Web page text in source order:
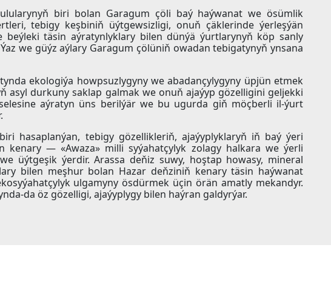
biri bolan Garagum çöli baý haýwanat we ösümlik
tebigy keşbiniň üýtgewsizligi, onuň çäklerinde ýerleşýän
beýleki täsin aýratynlyklary bilen dünýä ýurtlarynyň köp sanly
we güýz aýlary Garagum çölüniň owadan tebigatynyň ynsana
ekologiýa howpsuzlygyny we abadançylygyny üpjün etmek
asyl durkuny saklap galmak we onuň ajaýyp gözelligini geljekki
aýratyn üns berilýär we bu ugurda giň möçberli il-ýurt
hasaplanýan, tebigy gözellikleriň, ajaýyplyklaryň iň baý ýeri
kenary — «Awaza» milli syýahatçylyk zolagy halkara we ýerli
üýtgeşik ýerdir. Arassa deňiz suwy, hoştap howasy, mineral
bilen meşhur bolan Hazar deňziniň kenary täsin haýwanat
ulgamyny ösdürmek üçin örän amatly mekandyr.
da öz gözelligi, ajaýyplygy bilen haýran galdyrýar.